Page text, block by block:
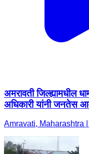
अमरावती जिल्ह्यामधील
अधिकारी यांनी जनतेस
Amravati, Maharashtra